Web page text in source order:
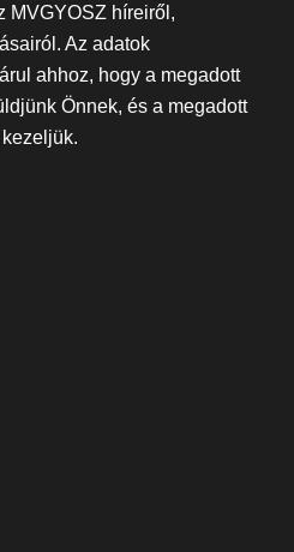
MVGYOSZ híreiről,
Az adatok
ahhoz, hogy a megadott
Önnek, és a megadott